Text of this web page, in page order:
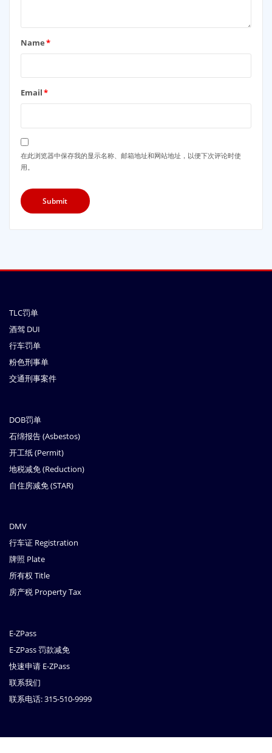
Name*
Email*
在此浏览器中保存我的显示名称、邮箱地址和网站地址，以便下次评论时使
用。
TLC罚单
酒驾 DUI
行车罚单
粉色刑事单
交通刑事案件
DOB罚单
石绵报告 (Asbestos)
开工纸 (Permit)
地税减免 (Reduction)
自住房减免 (STAR)
DMV
行车证 Registration
牌照 Plate
所有权 Title
房产税 Property Tax
E-ZPass
E-ZPass 罚款减免
快速申请 E-ZPass
联系我们
联系电话: 315-510-9999